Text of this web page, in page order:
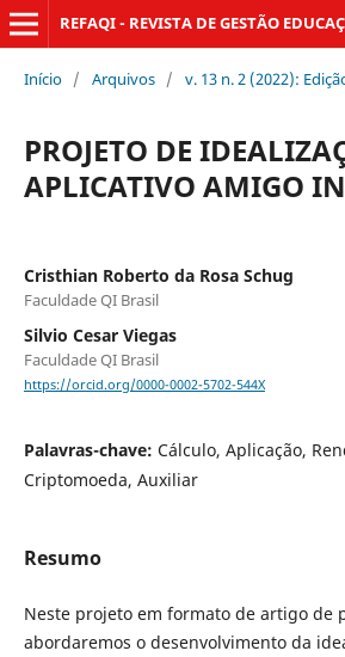
REFAQI - REVISTA DE GESTÃO
Início / Arquivos / v. 13 n. 2 (2022):
PROJETO DE
APLICATIVO AMIGO
Cristhian Roberto da Rosa Schug
Faculdade QI Brasil
Silvio Cesar Viegas
Faculdade QI Brasil
https://orcid.org/0000-0002-5702-544X
Palavras-chave: Cálculo, Aplicação,
Criptomoeda, Auxiliar
Resumo
Neste projeto em formato de artigo de
abordaremos o desenvolvimento da